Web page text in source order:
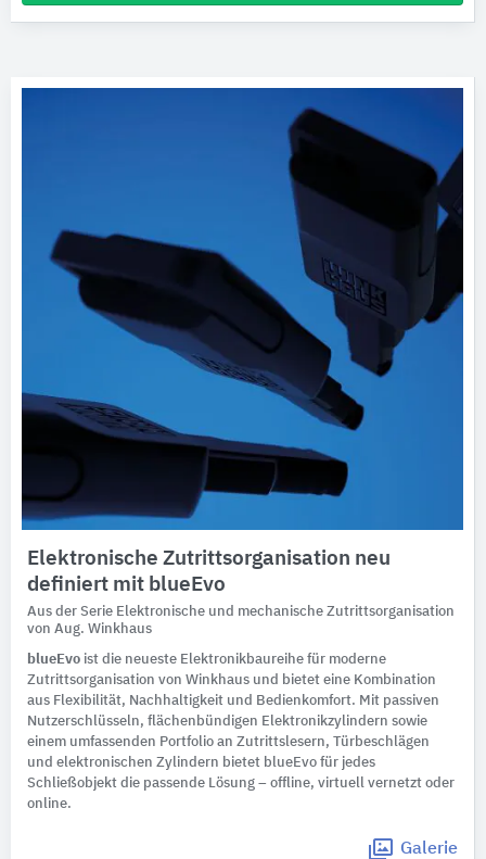
Elektronische Zutrittsorganisation neu
definiert mit blueEvo
Aus der Serie Elektronische und mechanische Zutrittsorganisation
von Aug. Winkhaus
blueEvo ist die neueste Elektronikbaureihe für moderne
Zutrittsorganisation von Winkhaus und bietet eine Kombination
aus Flexibilität, Nachhaltigkeit und Bedienkomfort. Mit passiven
Nutzerschlüsseln, flächenbündigen Elektronikzylindern sowie
einem umfassenden Portfolio an Zutrittslesern, Türbeschlägen
und elektronischen Zylindern bietet blueEvo für jedes
Schließobjekt die passende Lösung – offline, virtuell vernetzt oder
online.
Galerie